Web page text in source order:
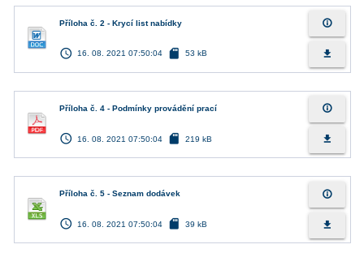
Příloha č. 2 - Krycí list nabídky
access_time 16. 08. 2021 07:50:04 sd_card 53 kB
info_outline
file_download
Příloha č. 4 - Podmínky provádění prací
access_time 16. 08. 2021 07:50:04 sd_card 219 kB
info_outline
file_download
Příloha č. 5 - Seznam dodávek
access_time 16. 08. 2021 07:50:04 sd_card 39 kB
info_outline
file_download